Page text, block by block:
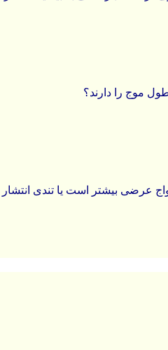
موج را دارند؟
عرضی بیشتر است یا تندی